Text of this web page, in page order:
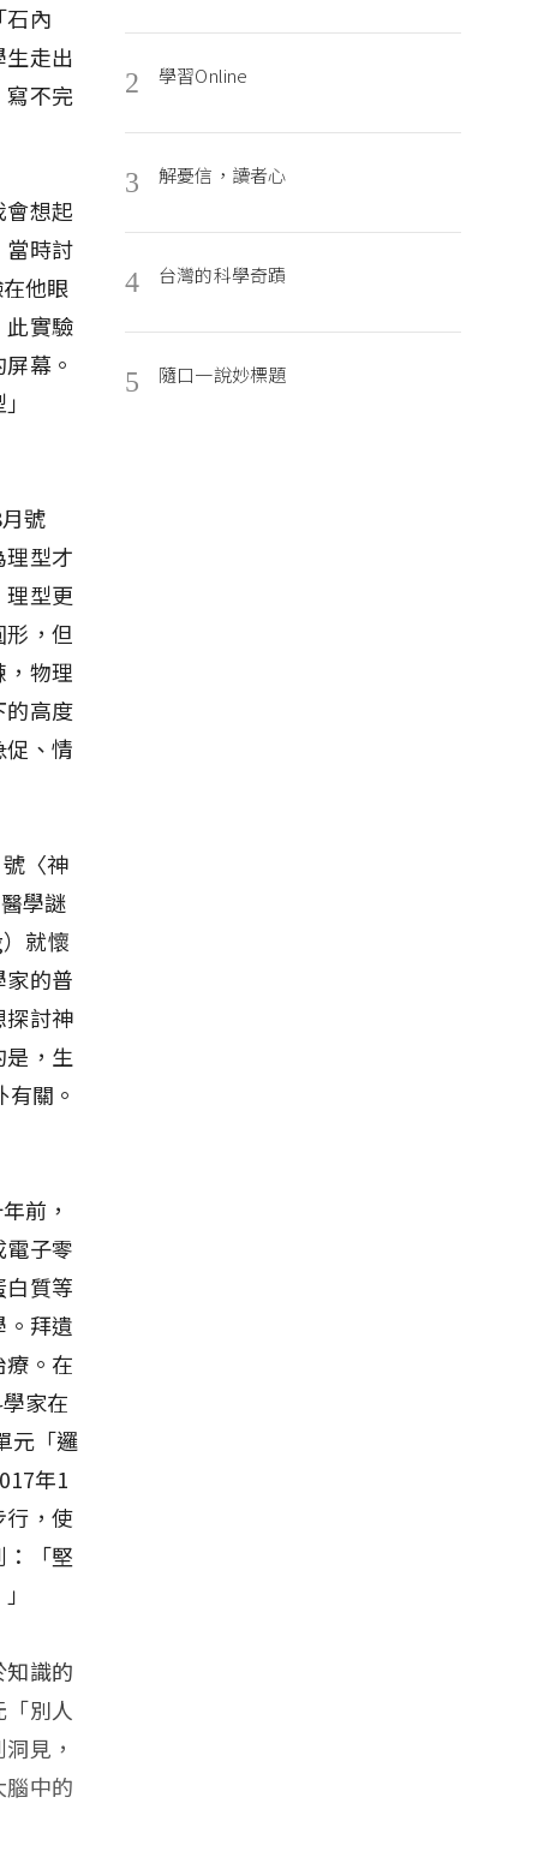
石內
生走出
寫不完
會想起
當時討
他眼
此實驗
幕。
號
理型才
理型更
，但
，物理
的高度
促、情
〈神
學謎
就懷
家的普
探討神
是，生
關。
前，
電子零
白質等
。拜遺
療。在
家在
元「邏
年1
行，使
：「堅
知識的
別人
見，
腦中的
2 學習Online
3 解憂信，讀者心
4 台灣的科學奇蹟
5 隨口一說妙標題